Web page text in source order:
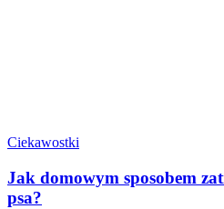
Ciekawostki
Jak domowym sposobem
psa?